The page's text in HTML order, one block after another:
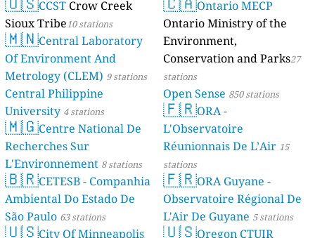
CCST Crow Creek
Sioux Tribe10 stations
🇲🇳Central Laboratory
Of Environment And
Metrology (CLEM) 9 stations
Central Philippine
University 4 stations
🇲🇬Centre National De
Recherches Sur
L'Environnement 8 stations
🇧🇷CETESB - Companhia
Ambiental Do Estado De
São Paulo 63 stations
🇺🇸City Of Minneapolis
Ontario MECP
Ontario Ministry of the
Environment,
Conservation and Parks27
stations
Open Sense 850 stations
🇫🇷ORA -
L'Observatoire
Réunionnais De L’Air 15
stations
🇫🇷ORA Guyane -
Observatoire Régional De
L'Air De Guyane 5 stations
🇺🇸Oregon CTUIR